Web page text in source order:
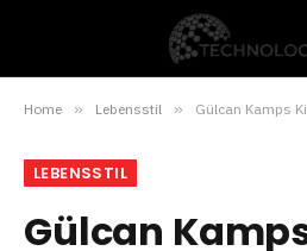
Home » Lebensstil » Gülcan Kamps
LEBENSSTIL
Gülcan